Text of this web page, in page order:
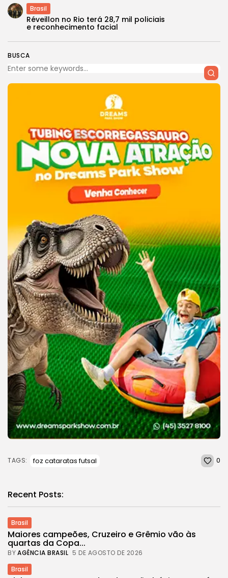
BUSCA
Brasil
Réveillon no Rio terá 28,7 mil policiais
e reconhecimento facial
TAGS: foz cataratas futsal 0
Recent Posts:
Brasil
Maiores campeões, Cruzeiro e Grêmio vão às
quartas da Copa...
BYAGÊNCIA BRASIL 5 DE AGOSTO DE 2026
Brasil